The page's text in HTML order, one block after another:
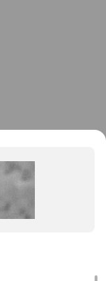
для